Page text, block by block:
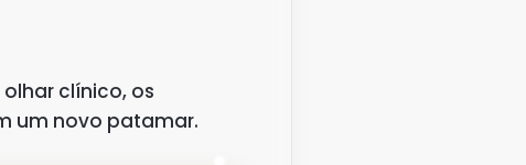
clínico, os
um novo patamar.